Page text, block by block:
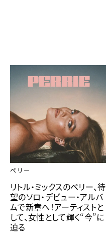
ペリー
リトル・ミックスのペリー、待
望のソロ・デビュー・アルバ
ムで新章へ！アーティストと
して、女性として輝く“今”に
迫る